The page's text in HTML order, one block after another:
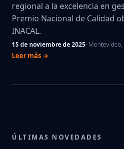
regional a la excelencia en
Premio Nacional de Calidad
INACAL.
15 de noviembre de 2025·
Leer más →
ÚLTIMAS NOVEDADES